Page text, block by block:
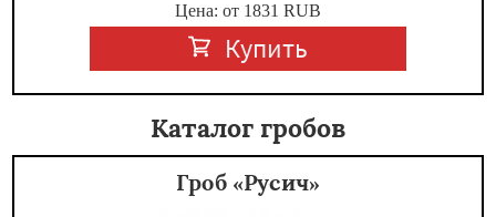
Цена: от 1831 RUB
Купить
Каталог гробов
Гроб «Русич»